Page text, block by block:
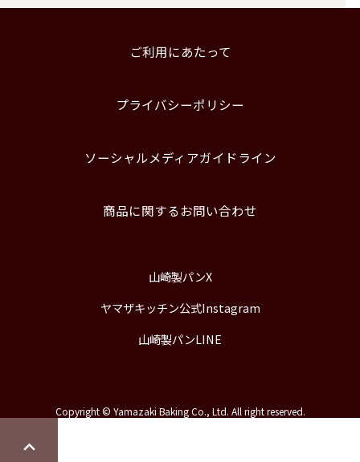
ご利用にあたって
プライバシーポリシー
ソーシャルメディアガイドライン
商品に関するお問い合わせ
山崎製パンX
ヤマザキッチン公式Instagram
山崎製パンLINE
Copyright © Yamazaki Baking Co., Ltd. All right reserved.